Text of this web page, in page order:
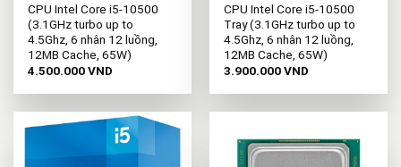
CPU Intel Core i5-10500
(3.1GHz turbo up to
4.5Ghz, 6 nhân 12 luồng,
12MB Cache, 65W)
4.500.000VND
CPU Intel Core i5-10500
Tray (3.1GHz turbo up to
4.5Ghz, 6 nhân 12 luồng,
12MB Cache, 65W)
3.900.000VND